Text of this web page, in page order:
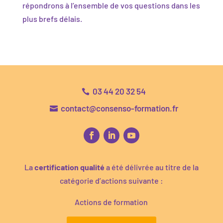
répondrons à l’ensemble de vos questions dans les
plus brefs délais.
 03 44 20 32 54
 contact@consenso-formation.fr
Lacertification qualité a été délivrée au titre de la
catégorie d’actions suivante :
Actions de formation